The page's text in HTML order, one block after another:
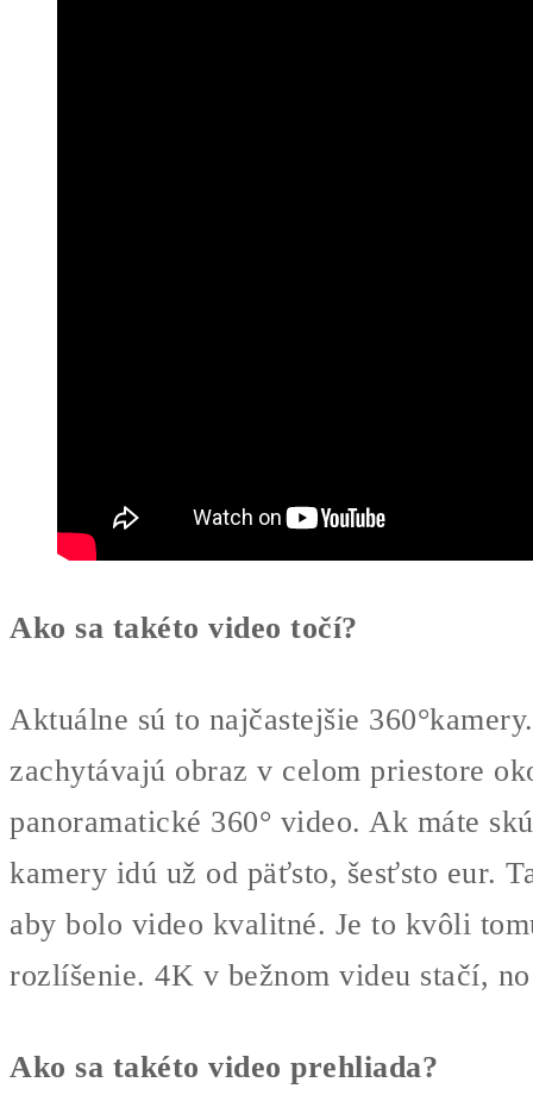
Ako sa takéto video točí?
Aktuálne sú to najčastejšie
zachytávajú obraz v celom priestore
panoramatické 360° video. Ak máte
kamery idú už od päťsto, šesťsto eur.
aby bolo video kvalitné. Je to kvôli
rozlíšenie. 4K v bežnom videu stačí,
Ako sa takéto video prehliada?